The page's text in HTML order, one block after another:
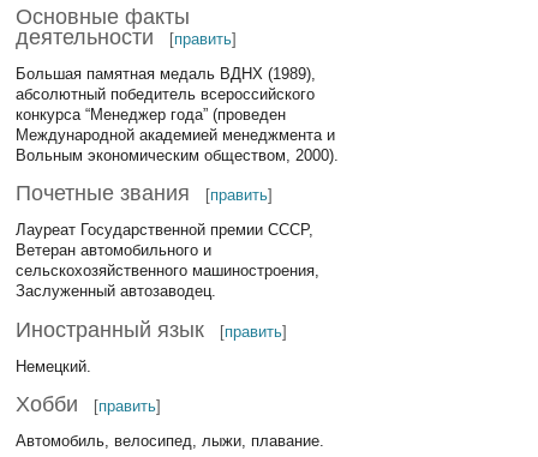
Основные факты
деятельности
[править]
Большая памятная медаль ВДНХ (1989),
абсолютный победитель всероссийского
конкурса “Менеджер года” (проведен
Международной академией менеджмента и
Вольным экономическим обществом, 2000).
Почетные звания [править]
Лауреат Государственной премии СССР,
Ветеран автомобильного и
сельскохозяйственного машиностроения,
Заслуженный автозаводец.
Иностранный язык [править]
Немецкий.
Хобби [править]
Автомобиль, велосипед, лыжи, плавание.